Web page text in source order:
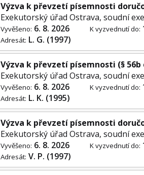
Výzva k převzetí písemnosti
Exekutorský úřad Ostrava, soudní
Vyvěšeno: 6. 8. 2026
Adresát: L. G. (1997)
K vyzvednutí do:
Výzva k převzetí písemnosti (§ 56b
Exekutorský úřad Ostrava, soudní
Vyvěšeno: 6. 8. 2026
Adresát: L. K. (1995)
K vyzvednutí do:
Výzva k převzetí písemnosti
Exekutorský úřad Ostrava, soudní
Vyvěšeno: 6. 8. 2026
Adresát: V. P. (1997)
K vyzvednutí do: